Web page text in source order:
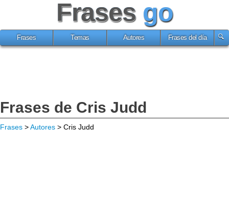
Frases go
Frases Temas Autores Frases del día
Frases de Cris Judd
Frases >Autores > Cris Judd